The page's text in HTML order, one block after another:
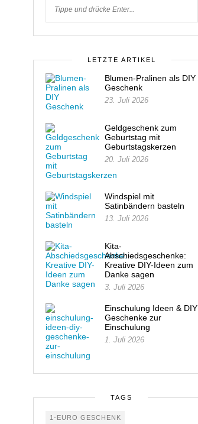
LETZTE ARTIKEL
Blumen-Pralinen als DIY
Geschenk
23. Juli 2026
Geldgeschenk zum
Geburtstag mit
Geburtstagskerzen
20. Juli 2026
Windspiel mit
Satinbändern basteln
13. Juli 2026
Kita-
Abschiedsgeschenke:
Kreative DIY-Ideen zum
Danke sagen
3. Juli 2026
Einschulung Ideen & DIY
Geschenke zur
Einschulung
1. Juli 2026
TAGS
1-EURO GESCHENK